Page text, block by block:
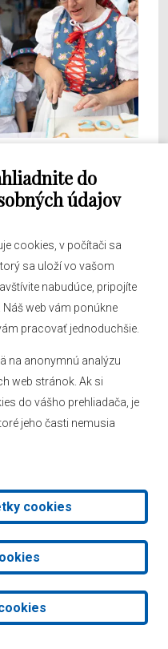
do
údajov
cookies, v počítači sa
sa uloží vo vašom
nabudúce, pripojíte
web vám ponúkne
pracovať jednoduchšie.
na anonymnú analýzu
web stránok. Ak si
do vášho prehliadača, je
jeho časti nemusia
cookies
ÚRADU